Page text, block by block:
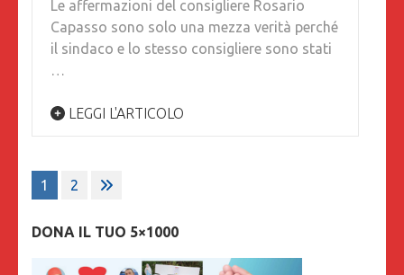
Le affermazioni del consigliere Rosario
Capasso sono solo una mezza verità perché
il sindaco e lo stesso consigliere sono stati
…
LEGGI L'ARTICOLO
Paginazione
degli
articoli
1 2
DONA IL TUO 5×1000